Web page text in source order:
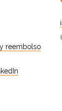
reembolso